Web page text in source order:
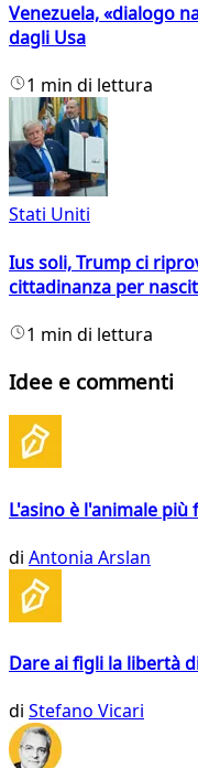
Venezuela, «dialogo
dagli Usa
1 min di lettura
Stati Uniti
Ius soli, Trump ci
cittadinanza per
1 min di lettura
Idee e commenti
L'asino è l'animale
di Antonia Arslan
Dare ai figli la libertà
di Stefano Vicari